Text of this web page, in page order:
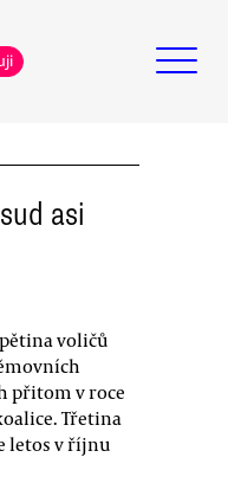
asi
voličů
přitom v roce
Třetina
letos v říjnu